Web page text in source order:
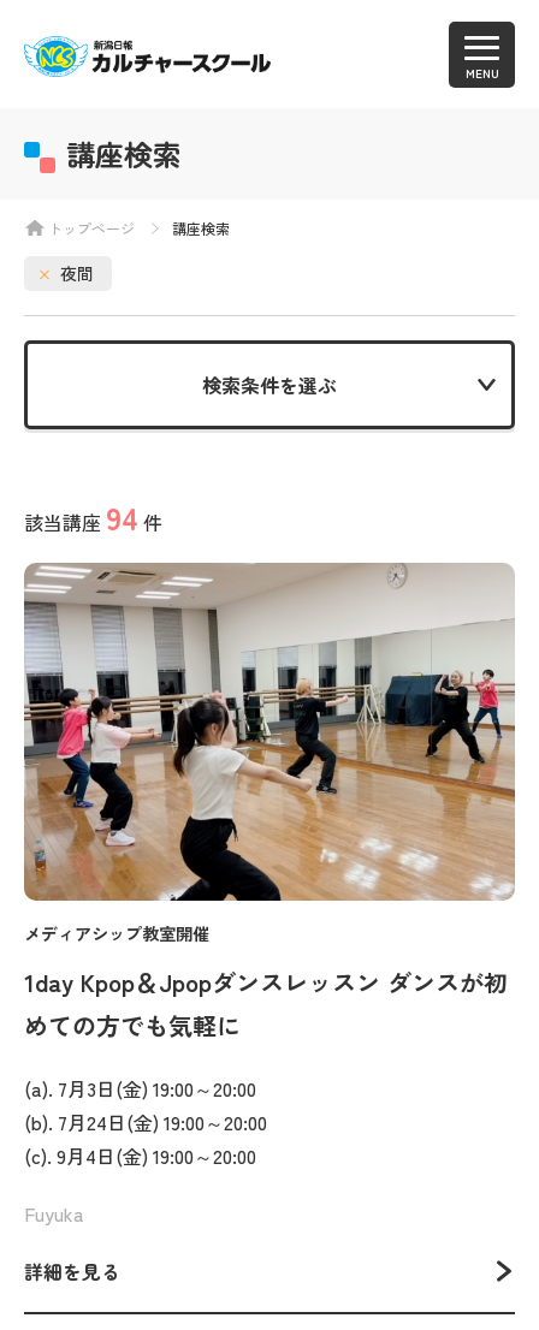
MENU
講座検索
トップページ 講座検索
夜間
検索条件を選ぶ
該当講座 94 件
メディアシップ教室開催
1day Kpop＆Jpopダンスレッスン ダンスが初
めての方でも気軽に
(a). 7月3日(金) 19:00～20:00
(b). 7月24日(金) 19:00～20:00
(c). 9月4日(金) 19:00～20:00
Fuyuka
詳細を見る